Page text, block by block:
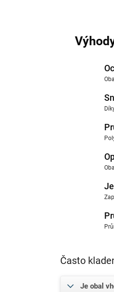
Často
Je obal